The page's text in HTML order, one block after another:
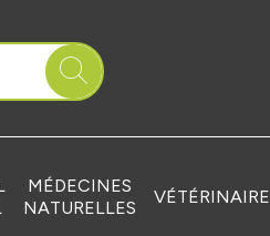
votre service
MÉDECINES
NATURELLES
VÉTÉRINAIRE